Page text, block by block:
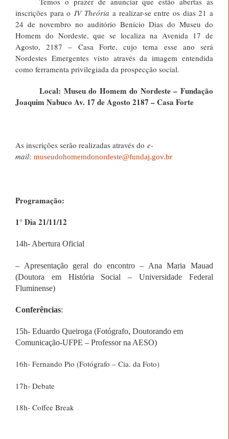
inscrições para o IV Theória a realizar-se entre os dias 21 a
24 de novembro no auditório Benício Dias do Museu do
Homem do Nordeste, que se localiza na Avenida 17 de
Agosto, 2187 – Casa Forte, cujo tema esse ano será
Nordestes Emergentes visto através da imagem entendida
como ferramenta privilegiada da prospecção social.
Local: Museu do Homem do Nordeste – Fundação
Joaquim Nabuco Av. 17 de Agosto 2187 – Casa Forte
As inscrições serão realizadas através do e-
mail: museudohomemdonordeste@fundaj.gov.br
Programação:
1° Dia 21/11/12
14h- Abertura Oficial
– Apresentação geral do encontro – Ana Maria Mauad
(Doutora em História Social – Universidade Federal
Fluminense)
Conferências:
15h- Eduardo Queiroga (Fotógrafo, Doutorando em
Comunicação-UFPE – Professor na AESO)
16h- Fernando Pio (Fotógrafo – Cia. da Foto)
17h- Debate
18h- Coffee Break